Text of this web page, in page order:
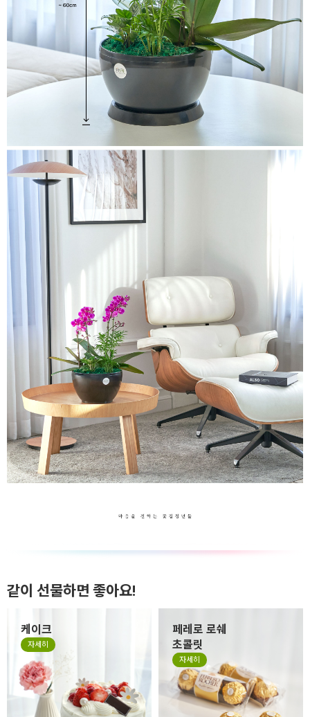
같이 선물하면 좋아요!
케이크
자세히
페레로 로쉐
초콜릿
자세히